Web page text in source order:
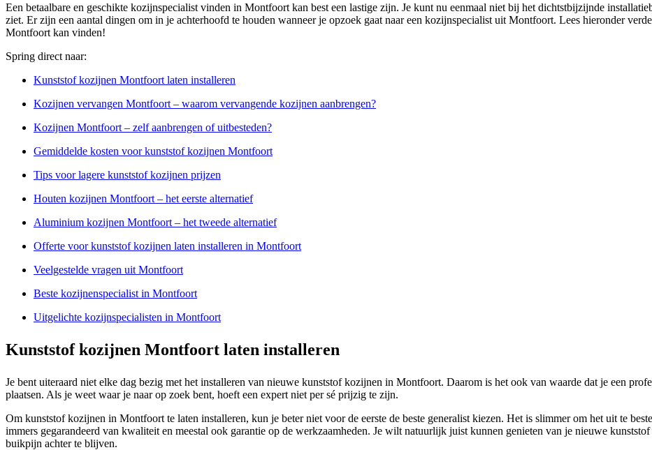
Een betaalbare en geschikte kozijnspecialist vinden in Montfoort kan best een lastige zijn. Je kunt nu eenmaal niet bij het dichtstbijzijnde
ziet. Er zijn een aantal dingen om in je achterhoofd te houden wanneer je opzoek gaat naar een kozijnspecialist uit Montfoort. Lees hieronder
Montfoort kan vinden!
Spring direct naar:
Kunststof kozijnen Montfoort laten installeren
Kozijnen vervangen Montfoort – waarom vervangende kozijnen aanbrengen?
Kozijnen Montfoort – zelf aanbrengen of uitbesteden?
Gemiddelde kosten voor kunststof kozijnen Montfoort
Tips voor lagere kunststof kozijnen prijzen
Houten kozijnen Montfoort – het eerste alternatief
Aluminium kozijnen Montfoort – het tweede alternatief
Offerte voor kunststof kozijnen laten installeren in Montfoort
Veelgestelde vragen uit Montfoort
Beste kozijnenspecialist in Montfoort
Uitgelichte kozijnspecialisten in Montfoort
Kunststof kozijnen Montfoort laten installeren
Je bent uiteraard niet elke dag bezig met het installeren van nieuwe kunststof kozijnen in Montfoort. Daarom is het ook van waarde dat je een
plaatsen. Als je weet waar je naar op zoek bent, hoeft een expert niet per sé prijzig te zijn.
Om kunststof kozijnen in Montfoort te laten installeren, kun je beter niet voor de eerste de beste generalist kiezen. Het is slimmer om het uit te
immers gegarandeerd van kwaliteit en meestal ook garantie op de werkzaamheden. Je wilt natuurlijk juist kunnen genieten van je nieuwe
buikpijn achter te blijven.